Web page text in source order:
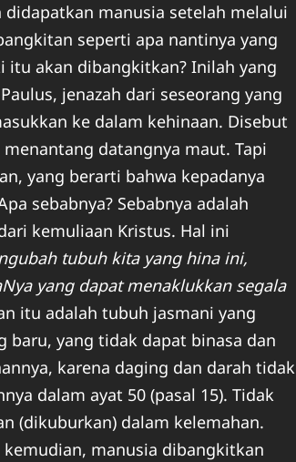
manusia setelah melalui
seperti apa nantinya yang
itu akan dibangkitkan? Inilah yang
jenazah dari seseorang yang
ke dalam kehinaan. Disebut
datangnya maut. Tapi
yang berarti bahwa kepadanya
sebabnya? Sebabnya adalah
kemuliaan Kristus. Hal ini
tubuh kita yang hina ini,
yang dapat menaklukkan segala
itu adalah tubuh jasmani yang
baru, yang tidak dapat binasa dan
karena daging dan darah tidak
dalam ayat 50 (pasal 15). Tidak
(dikuburkan) dalam kelemahan.
manusia dibangkitkan